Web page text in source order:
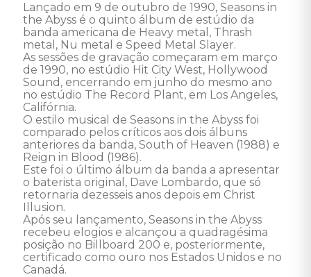
Lançado em 9 de outubro de 1990, Seasons in
the Abyss é o quinto álbum de estúdio da
banda americana de Heavy metal, Thrash
metal, Nu metal e Speed Metal Slayer.
As sessões de gravação começaram em março
de 1990, no estúdio Hit City West, Hollywood
Sound, encerrando em junho do mesmo ano
no estúdio The Record Plant, em Los Angeles,
Califórnia.
O estilo musical de Seasons in the Abyss foi
comparado pelos críticos aos dois álbuns
anteriores da banda, South of Heaven (1988) e
Reign in Blood (1986).
Este foi o último álbum da banda a apresentar
o baterista original, Dave Lombardo, que só
retornaria dezesseis anos depois em Christ
Illusion.
Após seu lançamento, Seasons in the Abyss
recebeu elogios e alcançou a quadragésima
posição no Billboard 200 e, posteriormente,
certificado como ouro nos Estados Unidos e no
Canadá.